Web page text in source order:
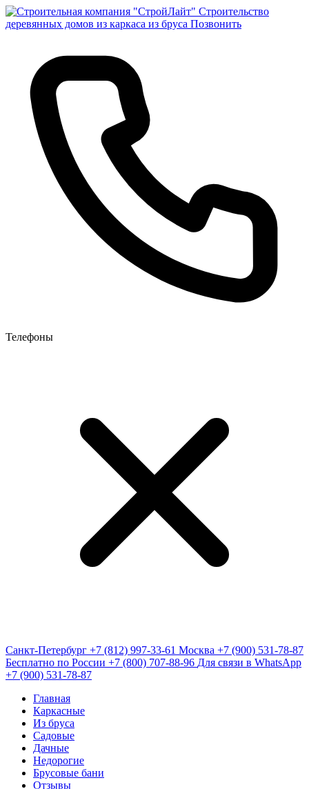
Строительство
деревянных домов из каркаса из бруса Позвонить
Телефоны
Санкт-Петербург +7 (812) 997-33-61 Москва +7 (900) 531-78-87
Бесплатно по России +7 (800) 707-88-96 Для связи в WhatsApp
+7 (900) 531-78-87
Главная
Каркасные
Из бруса
Садовые
Дачные
Недорогие
Брусовые бани
Отзывы